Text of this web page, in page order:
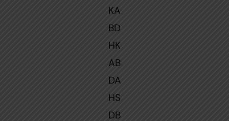
KA
BD
HK
AB
DA
HS
DB